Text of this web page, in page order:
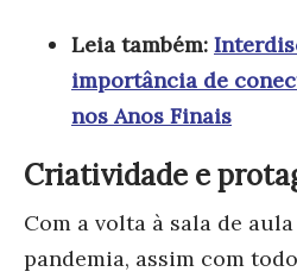
Leia também:
importância de
nos Anos Finais
Criatividade e
Com a volta à sala de
pandemia, assim com